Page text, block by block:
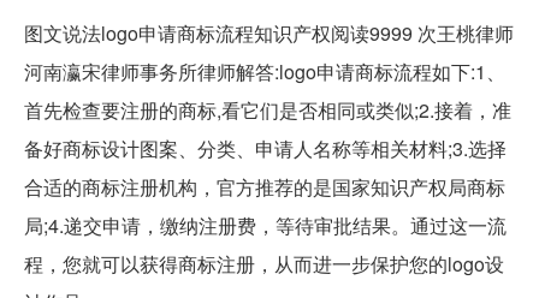
图文说法logo申请商标流程知识产权阅读9999 次王桃律师
河南瀛宋律师事务所律师解答:logo申请商标流程如下:1、
首先检查要注册的商标,看它们是否相同或类似;2.接着，准
备好商标设计图案、分类、申请人名称等相关材料;3.选择
合适的商标注册机构，官方推荐的是国家知识产权局商标
局;4.递交申请，缴纳注册费，等待审批结果。通过这一流
程，您就可以获得商标注册，从而进一步保护您的logo设